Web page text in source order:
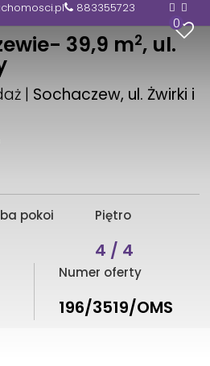
883355723
0
39,9 m2, ul.
| Sochaczew, ul. Żwirki i
pokoi Piętro
4 / 4
Numer oferty
196/3519/OMS